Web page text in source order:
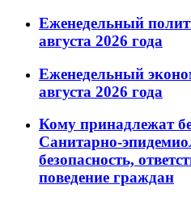
Еженедельный
августа 2026 года
Еженедельный
августа 2026 года
Кому принадлежат
Санитарно-
безопасность,
поведение граждан